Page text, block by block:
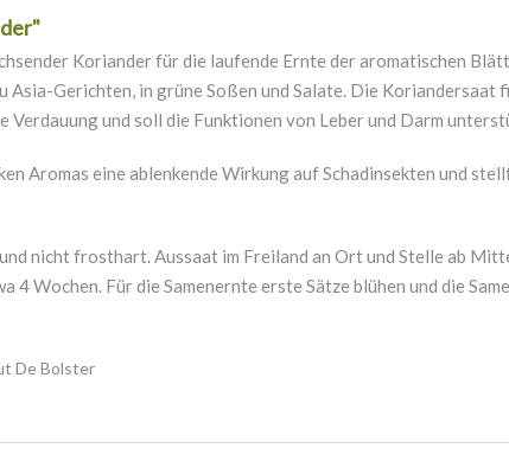
Koriander für die laufende Ernte der aromatischen
Asia-Gerichten, in grüne Soßen und Salate. Die Koriandersaat
und soll die Funktionen von Leber und Darm
Aromas eine ablenkende Wirkung auf Schadinsekten und
nicht frosthart. Aussaat im Freiland an Ort und Stelle ab
4 Wochen. Für die Samenernte erste Sätze blühen und die
De Bolster